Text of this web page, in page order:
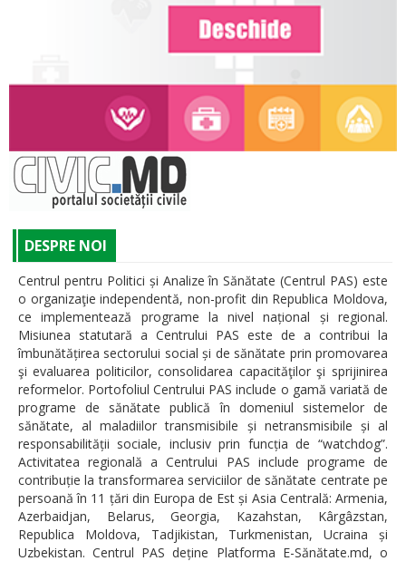
DESPRE NOI
Centrul pentru Politici și Analize în Sănătate (Centrul PAS) este
o organizaţie independentă, non-profit din Republica Moldova,
ce implementează programe la nivel național și regional.
Misiunea statutară a Centrului PAS este de a contribui la
îmbunătățirea sectorului social și de sănătate prin promovarea
şi evaluarea politicilor, consolidarea capacităţilor şi sprijinirea
reformelor. Portofoliul Centrului PAS include o gamă variată de
programe de sănătate publică în domeniul sistemelor de
sănătate, al maladiilor transmisibile și netransmisibile și al
responsabilității sociale, inclusiv prin funcția de “watchdog”.
Activitatea regională a Centrului PAS include programe de
contribuție la transformarea serviciilor de sănătate centrate pe
persoană în 11 țări din Europa de Est și Asia Centrală: Armenia,
Azerbaidjan, Belarus, Georgia, Kazahstan, Kârgâzstan,
Republica Moldova, Tadjikistan, Turkmenistan, Ucraina și
Uzbekistan. Centrul PAS deține Platforma E-Sănătate.md, o